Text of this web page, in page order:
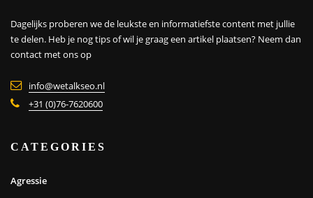
Dagelijks proberen we de leukste en informatiefste content met jullie
te delen. Heb je nog tips of wil je graag een artikel plaatsen? Neem dan
contact met ons op
info@wetalkseo.nl
+31 (0)76-7620600
CATEGORIES
Agressie